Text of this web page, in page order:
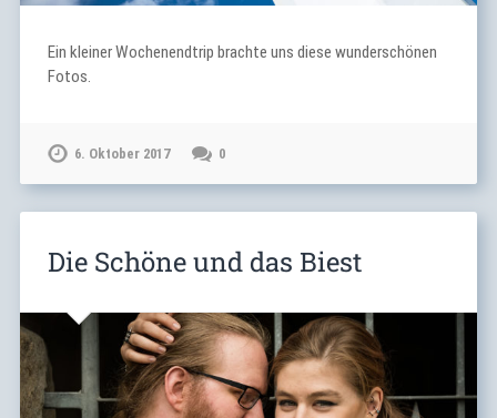
Ein kleiner Wochenendtrip brachte uns diese wunderschönen
Fotos.
6. Oktober 2017 0
Die Schöne und das Biest